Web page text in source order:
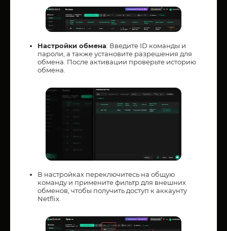
Настройки обмена: Введите ID команды и
пароли, а также установите разрешения для
обмена. После активации проверьте историю
обмена.
В настройках переключитесь на общую
команду и примените фильтр для внешних
обменов, чтобы получить доступ к аккаунту
Netflix.